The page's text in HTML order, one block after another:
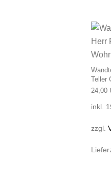
Teller
24,00
inkl.
zzgl.